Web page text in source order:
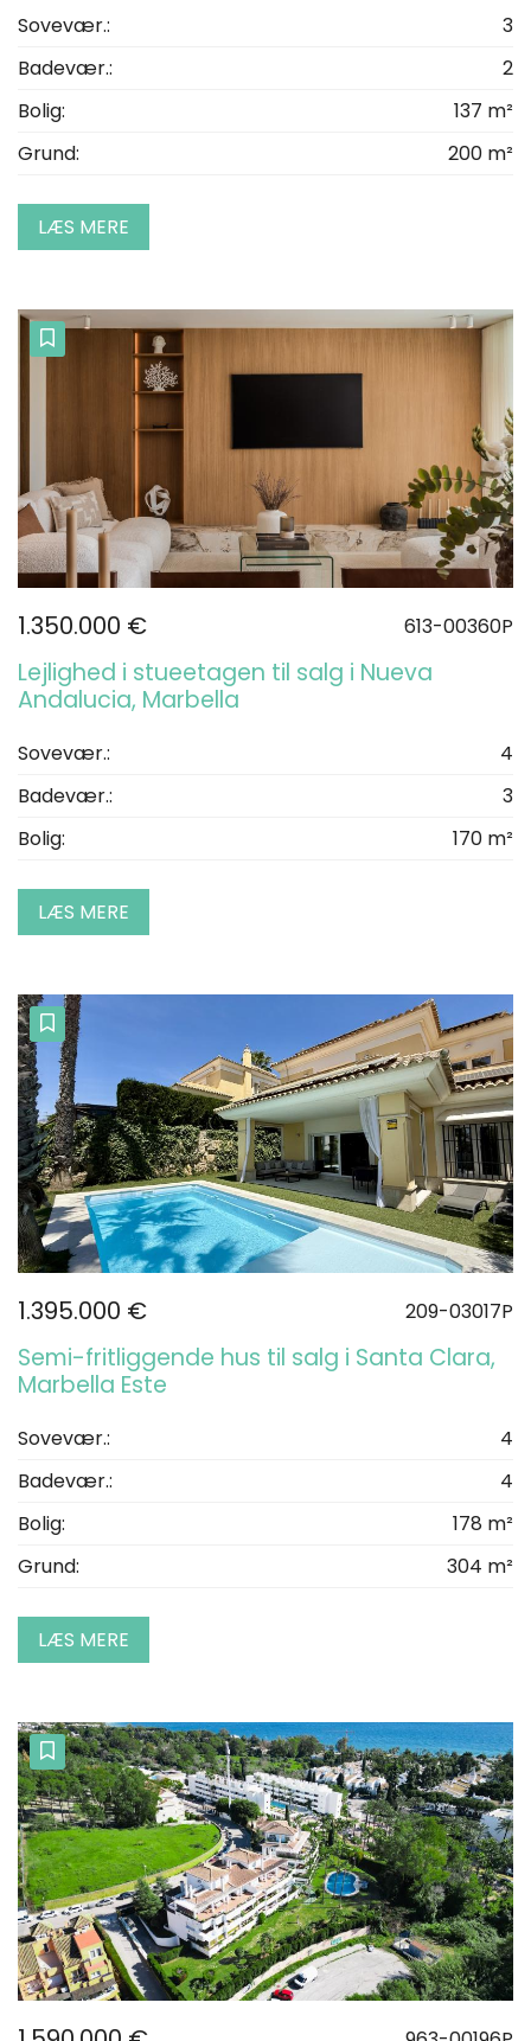
Sovevær.:
3
Badevær.:
2
Bolig:
137 m²
Grund:
200 m²
LÆS MERE
1.350.000 € 613-00360P
Lejlighed i stueetagen til salg i Nueva
Andalucia, Marbella
Sovevær.:
4
Badevær.:
3
Bolig:
170 m²
LÆS MERE
1.395.000 € 209-03017P
Semi-fritliggende hus til salg i Santa Clara,
Marbella Este
Sovevær.:
4
Badevær.:
4
Bolig:
178 m²
Grund:
304 m²
LÆS MERE